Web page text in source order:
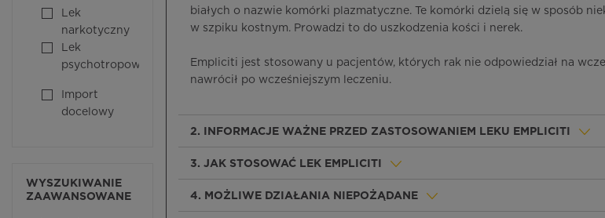
Lek
narkotyczny
Lek
psychotropowy
Import
docelowy
WYSZUKIWANIE
ZAAWANSOWANE
białych o nazwie komórki plazmatyczne. Te komórki dzielą się w sposób
w szpiku kostnym. Prowadzi to do uszkodzenia kości i nerek.
Empliciti jest stosowany u pacjentów, których rak nie odpowiedział na
nawrócił po wcześniejszym leczeniu.
2. INFORMACJE WAŻNE PRZED ZASTOSOWANIEM LEKU EMPLICITI
3. JAK STOSOWAĆ LEK EMPLICITI
4. MOŻLIWE DZIAŁANIA NIEPOŻĄDANE